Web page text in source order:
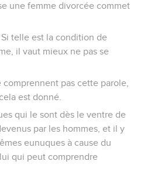
une femme divorcée commet
telle est la condition de
il vaut mieux ne pas se
pas cette parole,
est donné.
qui le sont dès le ventre de
par les hommes, et il y
eunuques à cause du
qui peut comprendre